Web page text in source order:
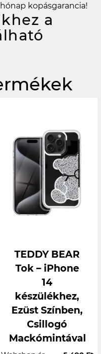
kopásgarancia!
a
TEDDY BEAR
Tok – iPhone
14
készülékhez,
Ezüst Színben,
Csillogó
Mackómintával